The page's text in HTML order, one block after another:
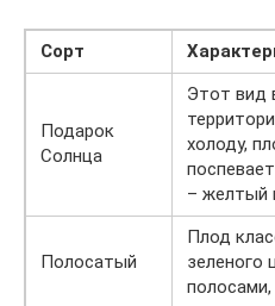
Сорт
Подарок
Солнца
Этот вид
холоду,
– желтый
Полосатый
Плод
зеленого